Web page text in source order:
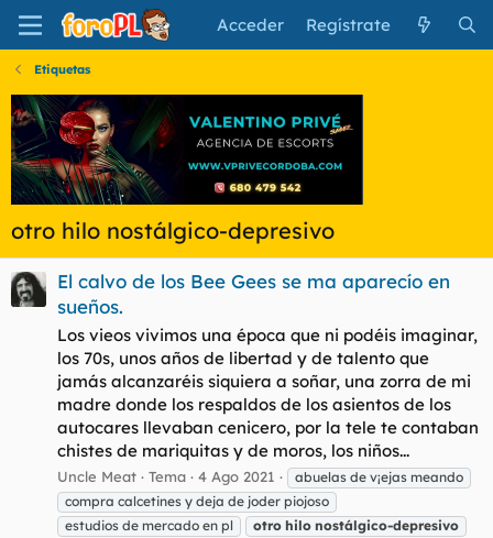
Acceder Regístrate
Etiquetas
otro hilo nostálgico-depresivo
El calvo de los Bee Gees se ma aparecío en
sueños.
Los vieos vivimos una época que ni podéis imaginar,
los 70s, unos años de libertad y de talento que
jamás alcanzaréis siquiera a soñar, una zorra de mi
madre donde los respaldos de los asientos de los
autocares llevaban cenicero, por la tele te contaban
chistes de mariquitas y de moros, los niños...
Uncle Meat Tema 4 Ago 2021
abuelas de v¡ejas meando
compra calcetines y deja de joder piojoso
estudios de mercado en pl
otro hilo nostálgico-depresivo